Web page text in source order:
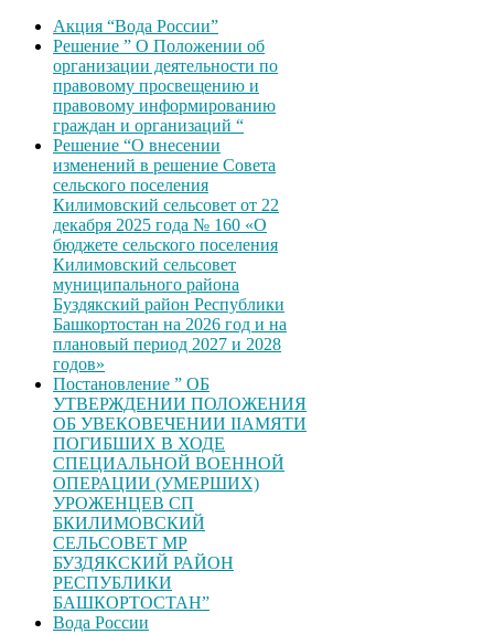
Акция “Вода России”
Решение ” О Положении об
организации деятельности по
правовому просвещению и
правовому информированию
граждан и организаций “
Решение “О внесении
изменений в решение Совета
сельского поселения
Килимовский сельсовет от 22
декабря 2025 года № 160 «О
бюджете сельского поселения
Килимовский сельсовет
муниципального района
Буздякский район Республики
Башкортостан на 2026 год и на
плановый период 2027 и 2028
годов»
Постановление ” ОБ
УТВЕРЖДЕНИИ ПОЛОЖЕНИЯ
ОБ УВЕКОВЕЧЕНИИ ІІАМЯТИ
ПОГИБШИХ В ХОДЕ
СПЕЦИАЛЬНОЙ ВОЕННОЙ
ОПЕРАЦИИ (УМЕРШИХ)
УРОЖЕНЦЕВ CП
БКИЛИМОВСКИЙ
СЕЛЬСОВЕТ МР
БУЗДЯКСКИЙ РАЙОН
РЕСПУБЛИКИ
БАШКОРТОСТАН”
Вода России